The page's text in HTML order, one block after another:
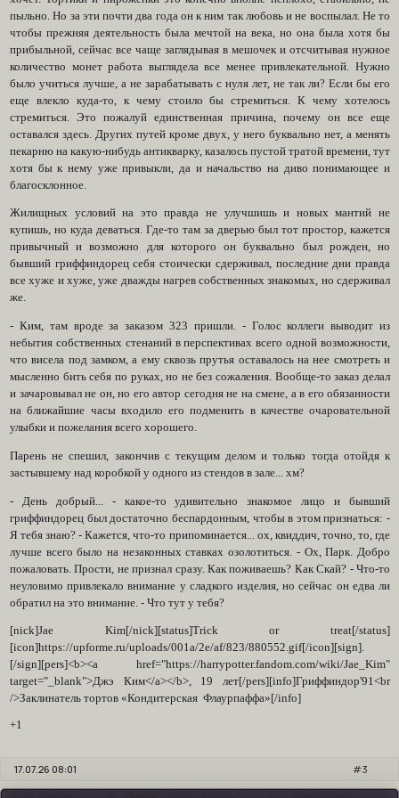
пыльно. Но за эти почти два года он к ним так любовь и не воспылал. Не то
чтобы прежняя деятельность была мечтой на века, но она была хотя бы
прибыльной, сейчас все чаще заглядывая в мешочек и отсчитывая нужное
количество монет работа выглядела все менее привлекательной. Нужно
было учиться лучше, а не зарабатывать с нуля лет, не так ли? Если бы его
еще влекло куда-то, к чему стоило бы стремиться. К чему хотелось
стремиться. Это пожалуй единственная причина, почему он все еще
оставался здесь. Других путей кроме двух, у него буквально нет, а менять
пекарню на какую-нибудь антикварку, казалось пустой тратой времени, тут
хотя бы к нему уже привыкли, да и начальство на диво понимающее и
благосклонное.
Жилищных условий на это правда не улучшишь и новых мантий не
купишь, но куда деваться. Где-то там за дверью был тот простор, кажется
привычный и возможно для которого он буквально был рожден, но
бывший гриффиндорец себя стоически сдерживал, последние дни правда
все хуже и хуже, уже дважды нагрев собственных знакомых, но сдерживал
же.
- Ким, там вроде за заказом 323 пришли. - Голос коллеги выводит из
небытия собственных стенаний в перспективах всего одной возможности,
что висела под замком, а ему сквозь прутья оставалось на нее смотреть и
мысленно бить себя по руках, но не без сожаления. Вообще-то заказ делал
и зачаровывал не он, но его автор сегодня не на смене, а в его обязанности
на ближайшие часы входило его подменить в качестве очаровательной
улыбки и пожелания всего хорошего.
Парень не спешил, закончив с текущим делом и только тогда отойдя к
застывшему над коробкой у одного из стендов в зале... хм?
- День добрый... - какое-то удивительно знакомое лицо и бывший
гриффиндорец был достаточно беспардонным, чтобы в этом признаться: -
Я тебя знаю? - Кажется, что-то припоминается... ох, квиддич, точно, то, где
лучше всего было на незаконных ставках озолотиться. - Ох, Парк. Добро
пожаловать. Прости, не признал сразу. Как поживаешь? Как Скай? - Что-то
неуловимо привлекало внимание у сладкого изделия, но сейчас он едва ли
обратил на это внимание. - Что тут у тебя?
[nick]Jae Kim[/nick][status]Trick or treat[/status]
[icon]https://upforme.ru/uploads/001a/2e/af/823/880552.gif[/icon][sign].
[/sign][pers]<b><a href="https://harrypotter.fandom.com/wiki/Jae_Kim"
target="_blank">Джэ Ким</a></b>, 19 лет[/pers][info]Гриффиндор'91<br
/>Заклинатель тортов «Кондитерская Флаурпаффа»[/info]
+1
3
17.07.26 08:01